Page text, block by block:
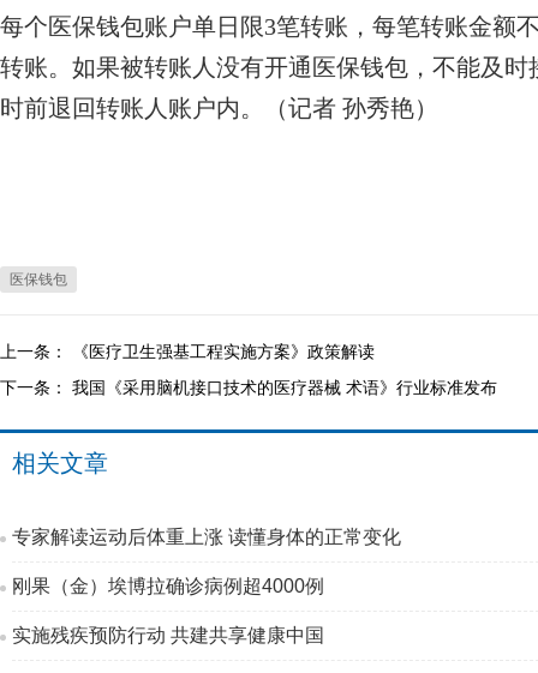
每个医保钱包账户单日限3笔转账，每笔转账金额
转账。如果被转账人没有开通医保钱包，不能及
时前退回转账人账户内。（记者 孙秀艳）
医保钱包
上一条：
《医疗卫生强基工程实施方案》政策解读
下一条： 我国《采用脑机接口技术的医疗器械 术语》行业标准发布
相关文章
专家解读运动后体重上涨 读懂身体的正常变化
刚果（金）埃博拉确诊病例超4000例
实施残疾预防行动 共建共享健康中国